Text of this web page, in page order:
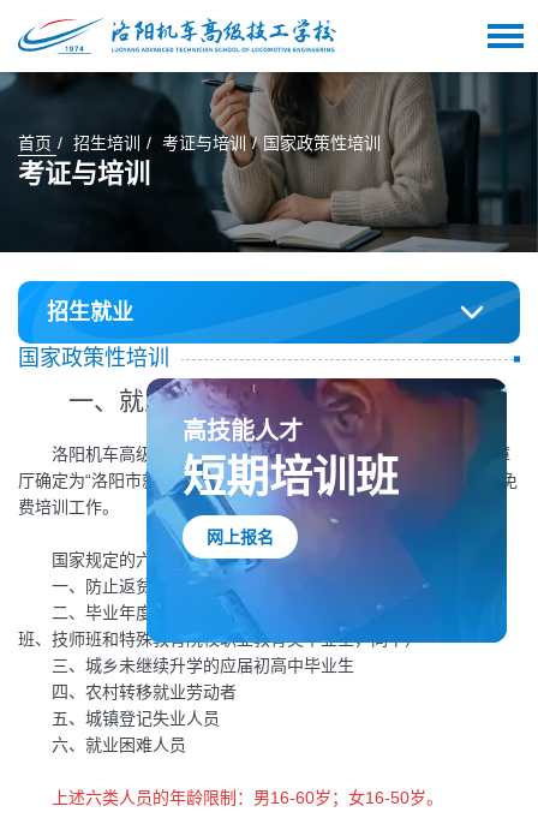
首页 招生培训 考证与培训 国家政策性培训
考证与培训
招生就业
国家政策性培训
一、就业培训及技能提升培训业务
洛阳机车高级技工学校于2016年被河南省人力资源和社会保障
厅确定为“洛阳市就业技能培训定点机构”负责洛阳市就创业人员的免
费培训工作。
国家规定的六类培训人员的界定：
一、防止返贫监测对象
二、毕业年度高校毕业生（含技工院校高级工班、预备技师
班、技师班和特殊教育院校职业教育类毕业生，同下）
三、城乡未继续升学的应届初高中毕业生
四、农村转移就业劳动者
五、城镇登记失业人员
六、就业困难人员
上述六类人员的年龄限制：男16-60岁；女16-50岁。
高技能人才
短期培训班
网上报名